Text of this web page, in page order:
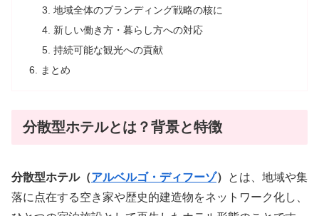
地域全体のブランディング戦略の核に
新しい働き方・暮らし方への対応
持続可能な観光への貢献
まとめ
分散型ホテルとは？背景と特徴
分散型ホテル（アルベルゴ・ディフーゾ）
とは、地域や集
落に点在する空き家や歴史的建造物をネットワーク化し、